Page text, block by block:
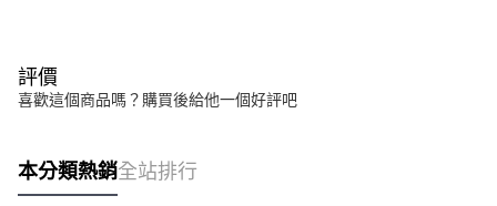
評價
喜歡這個商品嗎？購買後給他一個好評吧
本分類熱銷全站排行